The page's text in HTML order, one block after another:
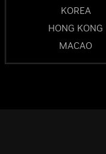
KOREA
HONG KONG
MACAO